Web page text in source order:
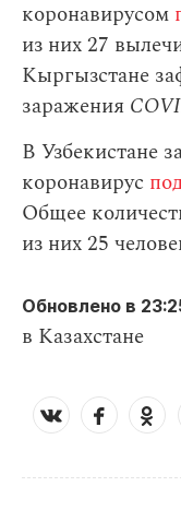
коронавирусом
из них 27
Кыргызстане
заражения
В Узбекистане
коронавирус
Общее
из них 25
Обновлено в
в Казахстане